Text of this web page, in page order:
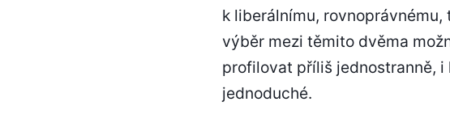
k liberálnímu,
výběr mezi těmito dvěma
profilovat příliš jednostranně,
jednoduché.